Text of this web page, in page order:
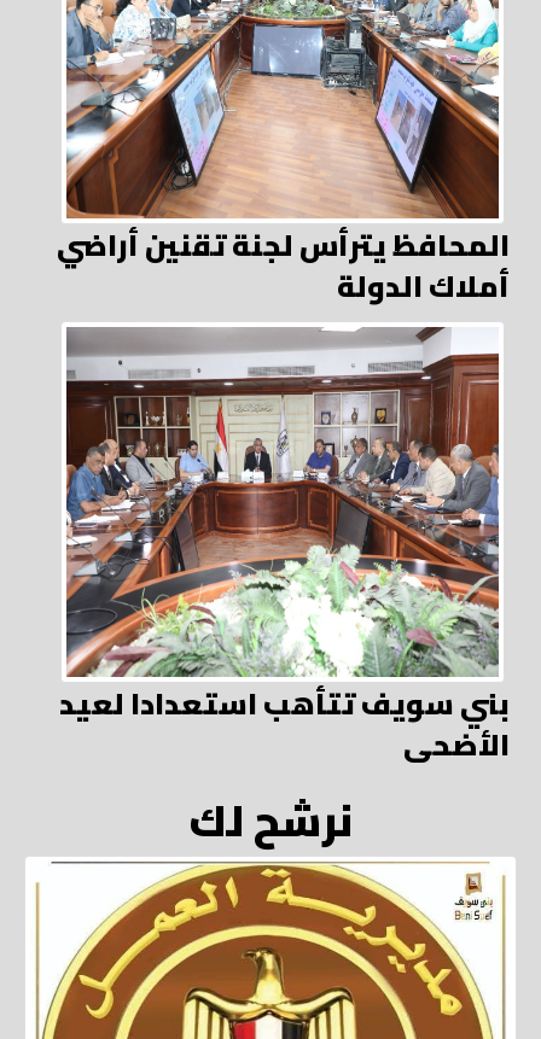
المحافظ يترأس لجنة تقنين أراضي
أملاك الدولة
بني سويف تتأهب استعدادا لعيد
الأضحى
نرشح لك